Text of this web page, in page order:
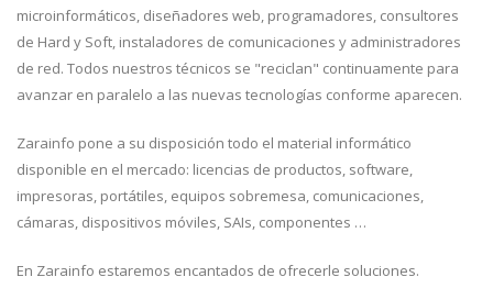
microinformáticos, diseñadores web, programadores, consultores
de Hard y Soft, instaladores de comunicaciones y administradores
de red. Todos nuestros técnicos se "reciclan" continuamente para
avanzar en paralelo a las nuevas tecnologías conforme aparecen.
Zarainfo pone a su disposición todo el material informático
disponible en el mercado: licencias de productos, software,
impresoras, portátiles, equipos sobremesa, comunicaciones,
cámaras, dispositivos móviles, SAIs, componentes …
En Zarainfo estaremos encantados de ofrecerle soluciones.